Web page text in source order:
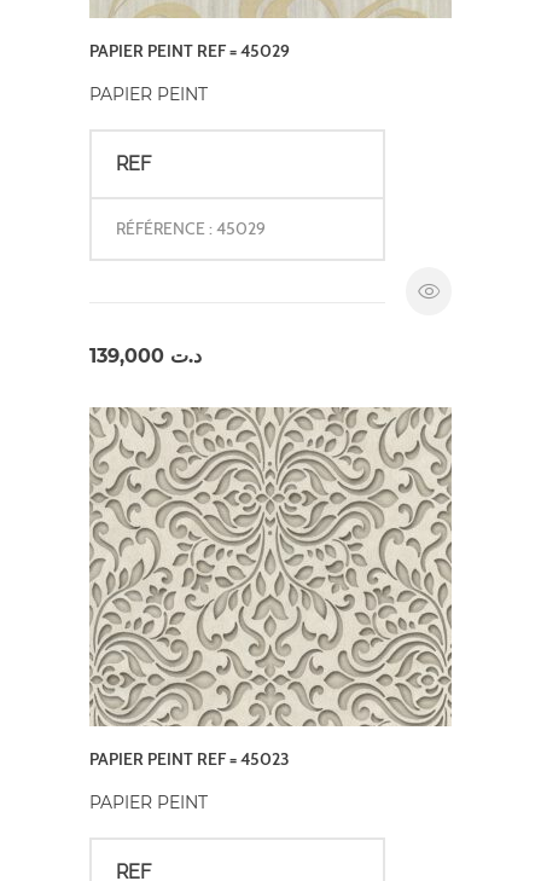
PAPIER PEINT REF = 45029
PAPIER PEINT
REF
RÉFÉRENCE : 45029
د.ت
PAPIER PEINT REF = 45023
PAPIER PEINT
REF